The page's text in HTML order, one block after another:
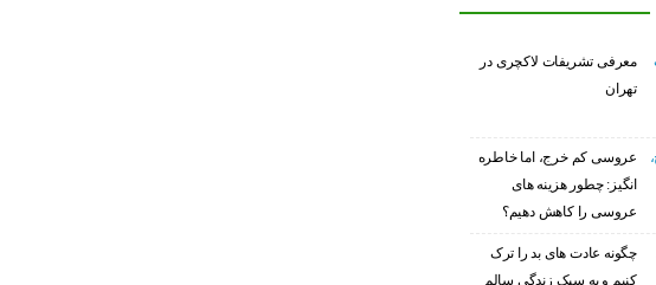
معرفی تشریفات لاکچری در
تهران
عروسی کم خرج، اما خاطره
انگیز: چطور هزینه های
عروسی را کاهش دهیم؟
چگونه عادت‌ های بد را ترک
کنیم و به سبک زندگی سالم